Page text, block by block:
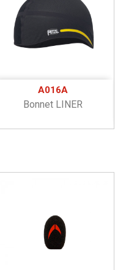
A016A
Bonnet LINER